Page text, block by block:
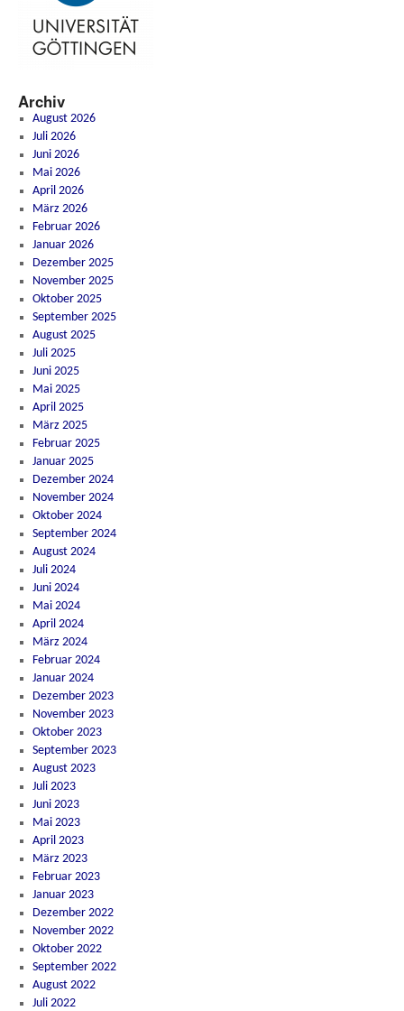
Archiv
August 2026
Juli 2026
Juni 2026
Mai 2026
April 2026
März 2026
Februar 2026
Januar 2026
Dezember 2025
November 2025
Oktober 2025
September 2025
August 2025
Juli 2025
Juni 2025
Mai 2025
April 2025
März 2025
Februar 2025
Januar 2025
Dezember 2024
November 2024
Oktober 2024
September 2024
August 2024
Juli 2024
Juni 2024
Mai 2024
April 2024
März 2024
Februar 2024
Januar 2024
Dezember 2023
November 2023
Oktober 2023
September 2023
August 2023
Juli 2023
Juni 2023
Mai 2023
April 2023
März 2023
Februar 2023
Januar 2023
Dezember 2022
November 2022
Oktober 2022
September 2022
August 2022
Juli 2022